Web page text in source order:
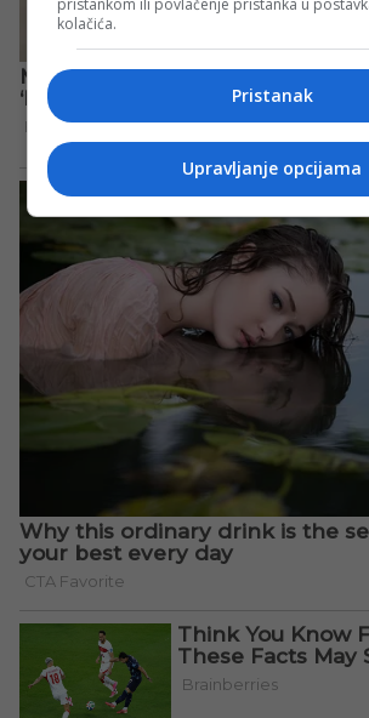
kolačića.
Pristanak
Upravljanje opcijama